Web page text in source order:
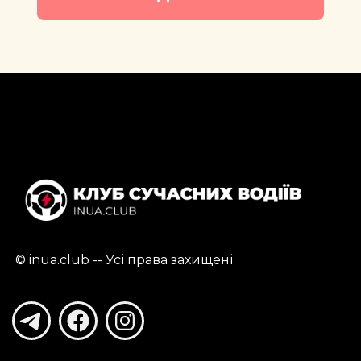
© inua.club -- Усі права захищені